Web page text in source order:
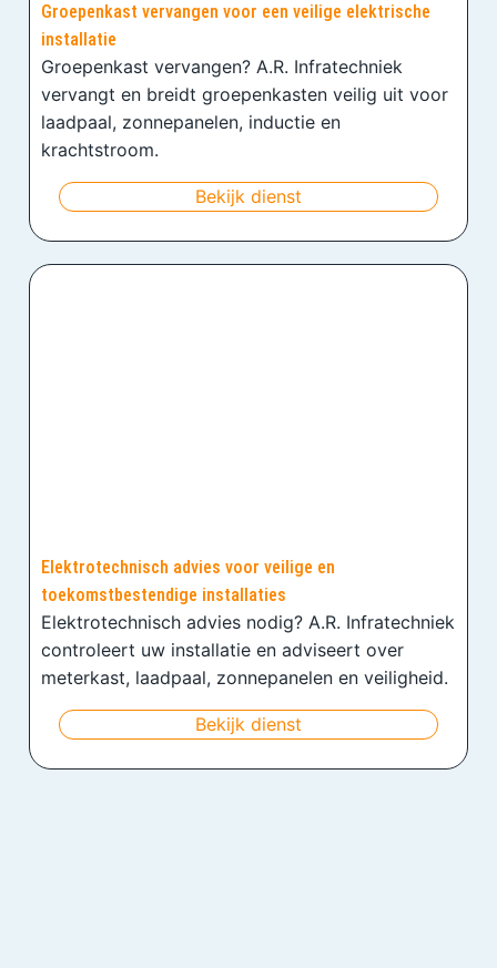
Groepenkast vervangen voor een veilige elektrische
installatie
Groepenkast vervangen? A.R. Infratechniek
vervangt en breidt groepenkasten veilig uit voor
laadpaal, zonnepanelen, inductie en
krachtstroom.
Bekijk dienst
Elektrotechnisch advies voor veilige en
toekomstbestendige installaties
Elektrotechnisch advies nodig? A.R. Infratechniek
controleert uw installatie en adviseert over
meterkast, laadpaal, zonnepanelen en veiligheid.
Bekijk dienst